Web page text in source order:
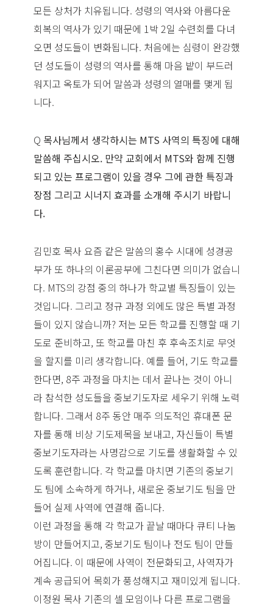
모든 상처가 치유됩니다. 성령의 역사와 아름다운
회복의 역사가 있기 때문에 1박 2일 수련회를 다녀
오면 성도들이 변화됩니다. 처음에는 심령이 완강했
던 성도들이 성령의 역사를 통해 마음 밭이 부드러
워지고 옥토가 되어 말씀과 성령의 열매를 맺게 됩
니다.
Q 목사님께서 생각하시는 MTS 사역의 특징에 대해
말씀해 주십시오. 만약 교회에서 MTS와 함께 진행
되고 있는 프로그램이 있을 경우 그에 관한 특징과
장점 그리고 시너지 효과를 소개해 주시기 바랍니
다.
김민호 목사 요즘 같은 말씀의 홍수 시대에 성경공
부가 또 하나의 이론공부에 그친다면 의미가 없습니
다. MTS의 강점 중의 하나가 학교별 특징들이 있는
것입니다. 그리고 정규 과정 외에도 많은 특별 과정
들이 있지 않습니까? 저는 모든 학교를 진행할 때 기
도로 준비하고, 또 학교를 마친 후 후속조치로 무엇
을 할지를 미리 생각합니다. 예를 들어, 기도 학교를
한다면, 8주 과정을 마치는 데서 끝나는 것이 아니
라 참석한 성도들을 중보기도자로 세우기 위해 노력
합니다. 그래서 8주 동안 매주 의도적인 휴대폰 문
자를 통해 비상 기도제목을 보내고, 자신들이 특별
중보기도자라는 사명감으로 기도를 생활화할 수 있
도록 훈련합니다. 각 학교를 마치면 기존의 중보기
도 팀에 소속하게 하거나, 새로운 중보기도 팀을 만
들어 실제 사역에 연결해 줍니다.
이런 과정을 통해 각 학교가 끝날 때마다 큐티 나눔
방이 만들어지고, 중보기도 팀이나 전도 팀이 만들
어집니다. 이 때문에 사역이 전문화되고, 사역자가
계속 공급되어 목회가 풍성해지고 재미있게 됩니다.
이정원 목사 기존의 셀 모임이나 다른 프로그램을